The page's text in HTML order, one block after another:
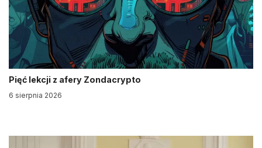
Pięć lekcji z afery Zondacrypto
6 sierpnia 2026